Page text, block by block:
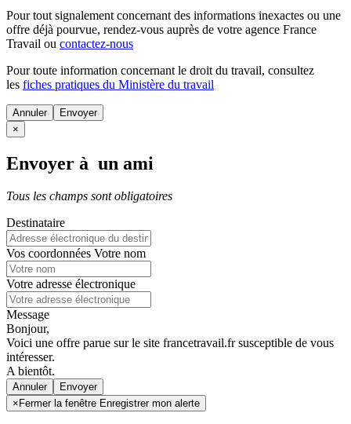
Pour tout signalement concernant des informations inexactes ou une
offre déjà pourvue, rendez-vous auprès de votre agence France
Travail ou contactez-nous
Pour toute information concernant le droit du travail, consultez
les fiches pratiques du Ministère du travail
Annuler
×
Envoyer à un ami
Tous les champs sont obligatoires
Destinataire
Vos coordonnées Votre nom
Votre adresse électronique
Message
Bonjour,
Voici une offre parue sur le site francetravail.fr susceptible de vous
intéresser.
A bientôt.
Annuler
× Fermer la fenêtre Enregistrer mon alerte